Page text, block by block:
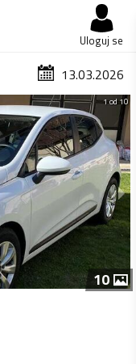
Uloguj se
13.03.2026
1 od 10
10